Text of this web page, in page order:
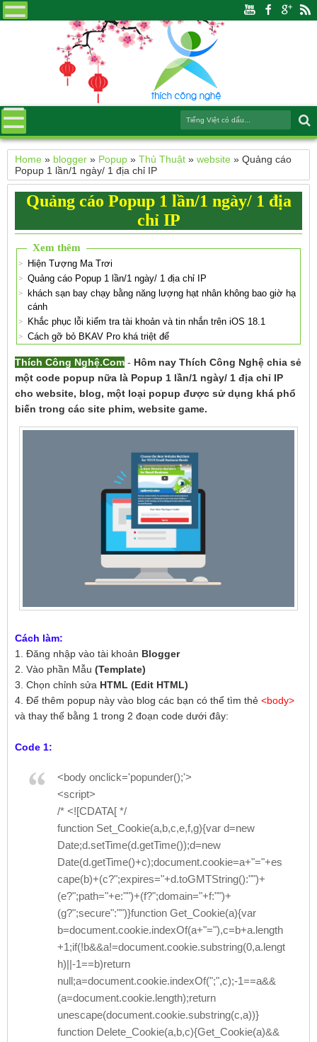
Home » blogger » Popup »Thủ Thuật »website »Quảng cáo
Popup 1 lần/1 ngày/ 1 địa chỉ IP
Quảng cáo Popup 1 lần/1 ngày/ 1 địa
chỉ IP
Xem thêm
Hiện Tượng Ma Trơi
Quảng cáo Popup 1 lần/1 ngày/ 1 địa chỉ IP
khách sạn bay chạy bằng năng lượng hạt nhân không bao giờ hạ
cánh
Khắc phục lỗi kiểm tra tài khoản và tin nhắn trên iOS 18.1
Cách gỡ bỏ BKAV Pro khá triệt để
Thích Công Nghệ.Com - Hôm nay Thích Công Nghệ chia sẻ
một code popup nữa là Popup 1 lần/1 ngày/ 1 địa chỉ IP
cho website, blog, một loại popup được sử dụng khá phổ
biến trong các site phim, website game.
Cách làm:
1. Đăng nhập vào tài khoản Blogger
2. Vào phần Mẫu(Template)
3. Chọn chỉnh sửa HTML (Edit HTML)
4. Để thêm popup này vào blog các bạn có thể tìm thẻ<body>
và thay thế bằng 1 trong 2 đoạn code dưới đây:
Code 1:
<body onclick='popunder();'>
<script>
/* <![CDATA[ */
function Set_Cookie(a,b,c,e,f,g){var d=new
Date;d.setTime(d.getTime());d=new
Date(d.getTime()+c);document.cookie=a+"="+es
cape(b)+(c?";expires="+d.toGMTString():"")+
(e?";path="+e:"")+(f?";domain="+f:"")+
(g?";secure":"")}function Get_Cookie(a){var
b=document.cookie.indexOf(a+"="),c=b+a.length
+1;if(!b&&a!=document.cookie.substring(0,a.lengt
h)||-1==b)return
null;a=document.cookie.indexOf(";",c);-1==a&&
(a=document.cookie.length);return
unescape(document.cookie.substring(c,a))}
function Delete_Cookie(a,b,c){Get_Cookie(a)&&